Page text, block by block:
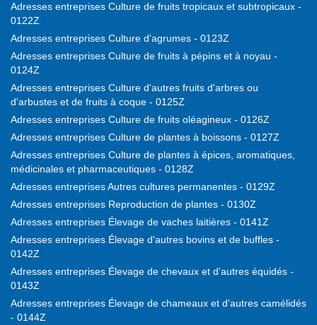
Adresses entreprises Culture de fruits tropicaux et subtropicaux -
0122Z
Adresses entreprises Culture d'agrumes - 0123Z
Adresses entreprises Culture de fruits à pépins et à noyau -
0124Z
Adresses entreprises Culture d'autres fruits d'arbres ou
d'arbustes et de fruits à coque - 0125Z
Adresses entreprises Culture de fruits oléagineux - 0126Z
Adresses entreprises Culture de plantes à boissons - 0127Z
Adresses entreprises Culture de plantes à épices, aromatiques,
médicinales et pharmaceutiques - 0128Z
Adresses entreprises Autres cultures permanentes - 0129Z
Adresses entreprises Reproduction de plantes - 0130Z
Adresses entreprises Élevage de vaches laitières - 0141Z
Adresses entreprises Élevage d'autres bovins et de buffles -
0142Z
Adresses entreprises Élevage de chevaux et d'autres équidés -
0143Z
Adresses entreprises Élevage de chameaux et d'autres camélidés
- 0144Z